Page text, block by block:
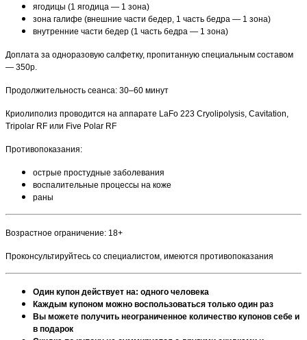
ягодицы (1 ягодица — 1 зона)
зона галифе (внешние части бедер, 1 часть бедра — 1 зона)
внутренние части бедер (1 часть бедра — 1 зона)
Доплата за одноразовую салфетку, пропитанную специальным составом
— 350р.
Продолжительность сеанса: 30–60 минут
Криолиполиз проводится на аппарате LaFo 223 Cryolipolysis, Cavitation,
Tripolar RF или Five Polar RF
Противопоказания:
острые простудные заболевания
воспалительные процессы на коже
раны
Возрастное ограничение: 18+
Проконсультируйтесь со специалистом, имеются противопоказания
Один купон действует на: одного человека
Каждым купоном можно воспользоваться только один раз
Вы можете получить неограниченное количество купонов себе и
в подарок